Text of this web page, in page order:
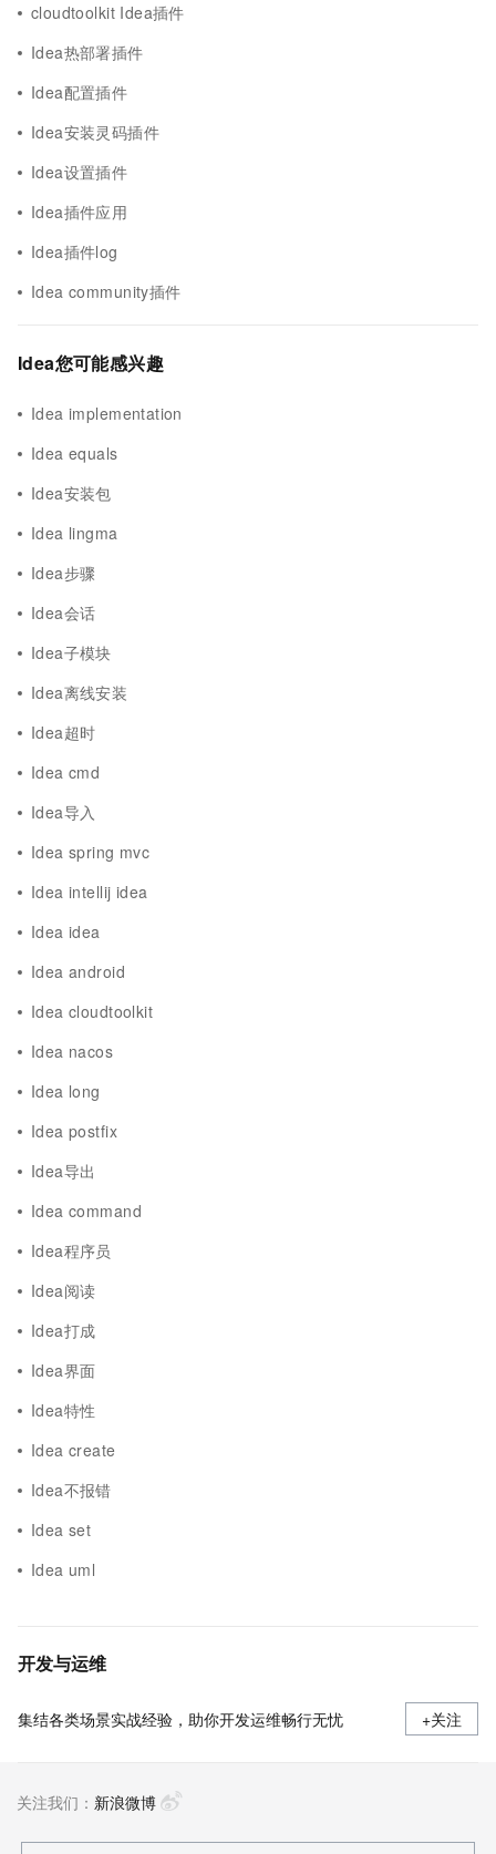
cloudtoolkit Idea插件
Idea热部署插件
Idea配置插件
Idea安装灵码插件
Idea设置插件
Idea插件应用
Idea插件log
Idea community插件
Idea您可能感兴趣
Idea implementation
Idea equals
Idea安装包
Idea lingma
Idea步骤
Idea会话
Idea子模块
Idea离线安装
Idea超时
Idea cmd
Idea导入
Idea spring mvc
Idea intellij idea
Idea idea
Idea android
Idea cloudtoolkit
Idea nacos
Idea long
Idea postfix
Idea导出
Idea command
Idea程序员
Idea阅读
Idea打成
Idea界面
Idea特性
Idea create
Idea不报错
Idea set
Idea uml
开发与运维
集结各类场景实战经验，助你开发运维畅行无忧 +关注
关注我们： 新浪微博